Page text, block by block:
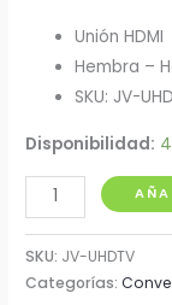
Unión HDMI
Hembra –
SKU: JV-
Disponibilidad:
Unión
HDMI
cantidad
SKU: JV-UHDTV
Categorías: